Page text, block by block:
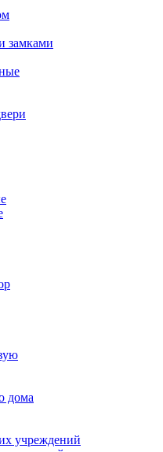
замками
дома
учреждений